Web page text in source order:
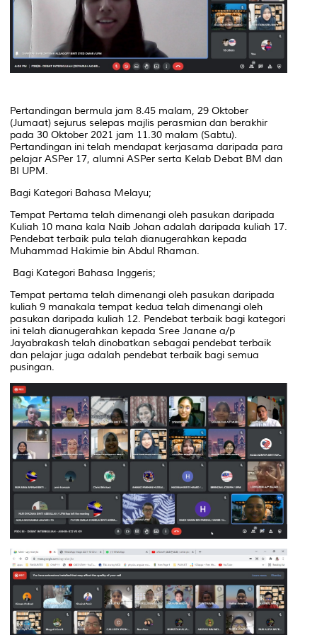
Pertandingan bermula jam 8.45 malam, 29 Oktober
(Jumaat) sejurus selepas majlis perasmian dan berakhir
pada 30 Oktober 2021 jam 11.30 malam (Sabtu).
Pertandingan ini telah mendapat kerjasama daripada para
pelajar ASPer 17, alumni ASPer serta Kelab Debat BM dan
BI UPM.
Bagi Kategori Bahasa Melayu;
Tempat Pertama telah dimenangi oleh pasukan daripada
Kuliah 10 mana kala Naib Johan adalah daripada kuliah 17.
Pendebat terbaik pula telah dianugerahkan kepada
Muhammad Hakimie bin Abdul Rhaman.
Bagi Kategori Bahasa Inggeris;
Tempat pertama telah dimenangi oleh pasukan daripada
kuliah 9 manakala tempat kedua telah dimenangi oleh
pasukan daripada kuliah 12. Pendebat terbaik bagi kategori
ini telah dianugerahkan kepada Sree Janane a/p
Jayabrakash telah dinobatkan sebagai pendebat terbaik
dan pelajar juga adalah pendebat terbaik bagi semua
pusingan.